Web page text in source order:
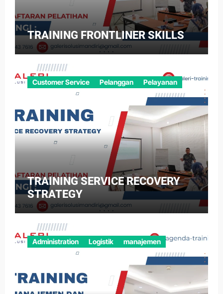
TRAINING FRONTLINER SKILLS
Customer Service Pelanggan Pelayanan
TRAINING SERVICE RECOVERY
STRATEGY
Administration Logistik manajemen